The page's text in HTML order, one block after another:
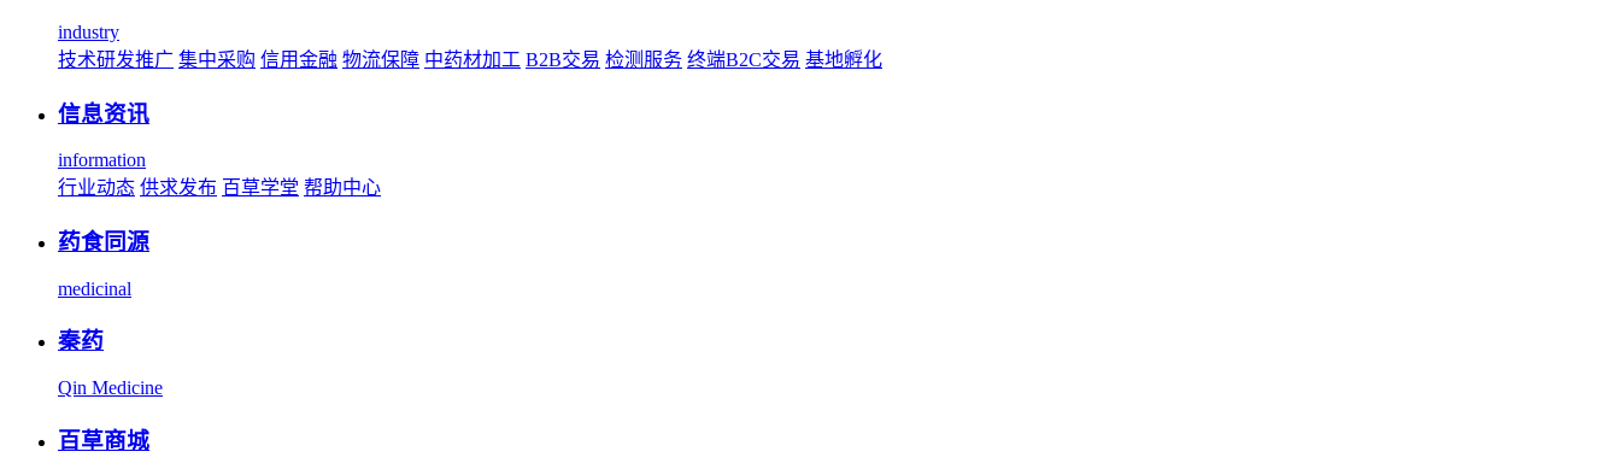
industry
技术研发推广 集中采购 信用金融 物流保障 中药材加工 B2B交易 检测服务 终端B2C交易 基地孵化
信息资讯
information
行业动态 供求发布 百草学堂 帮助中心
药食同源
medicinal
秦药
Qin Medicine
百草商城